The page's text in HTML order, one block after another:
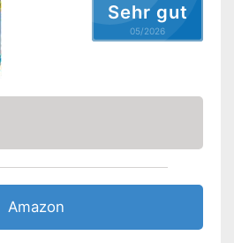
Sehr gut
05/2026
Amazon